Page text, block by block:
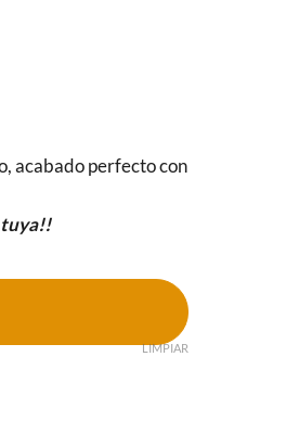
acabado perfecto con
tuya!!
LIMPIAR